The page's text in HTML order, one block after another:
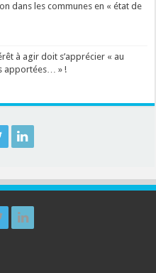
dans les communes en « état de
à agir doit s’apprécier « au
apportées… » !